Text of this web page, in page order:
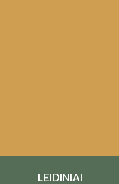
LEIDINIAI